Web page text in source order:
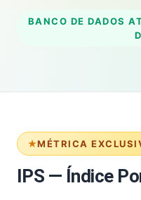
BANCO DE DADOS
MÉTRICA
IPS — Índice